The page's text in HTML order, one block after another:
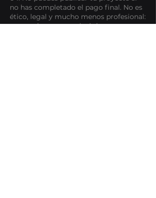
no has completado el pago final. No es
ético, legal y mucho menos profesional:
promocionar, reproducir impresos, o